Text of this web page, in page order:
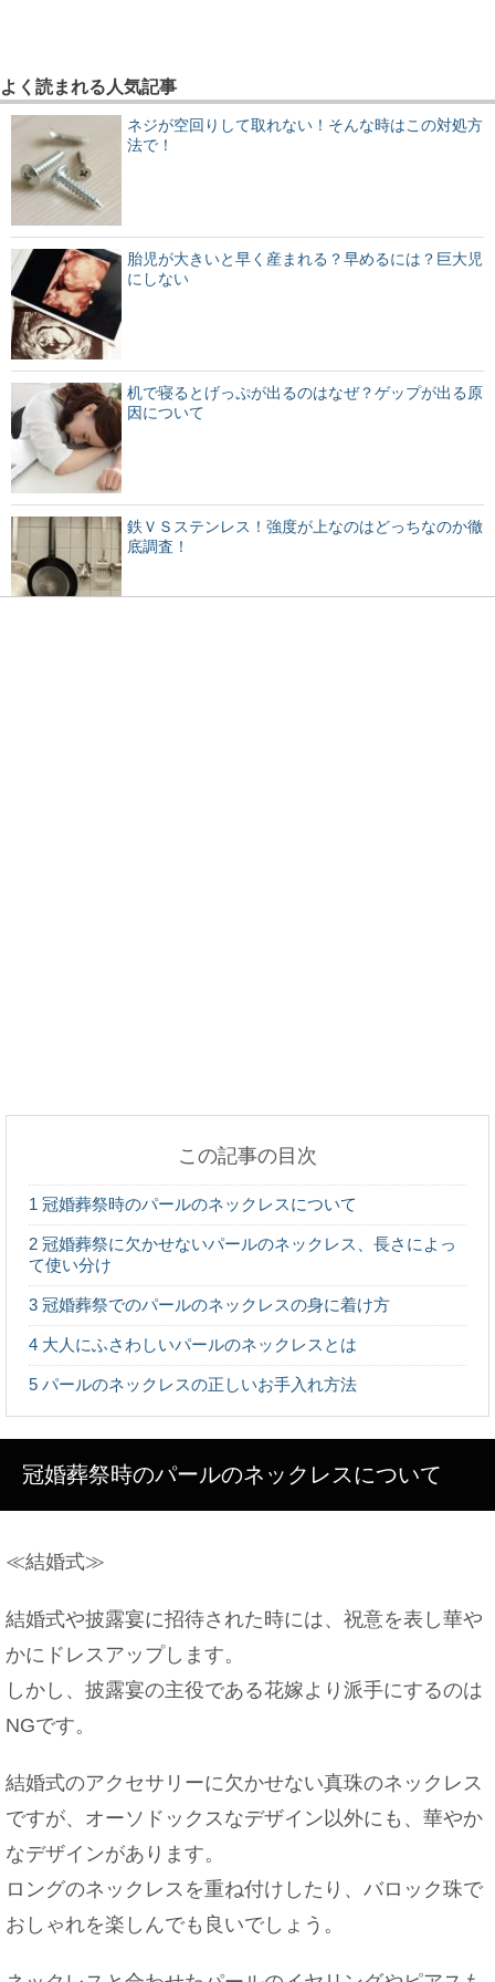
よく読まれる人気記事
ネジが空回りして取れない！そんな時はこの対処方
法で！
胎児が大きいと早く産まれる？早めるには？巨大児
にしない
机で寝るとげっぷが出るのはなぜ？ゲップが出る原
因について
鉄ＶＳステンレス！強度が上なのはどっちなのか徹
底調査！
後輩が彼女になるとどんないいことがある？高校生
の恋愛事情
大学の教授に恋愛感情を持った事がある？アドバイ
スも紹介！
パンの生焼けは腹痛を起こしてしまう？原因とパン
救済法
法
彼女彼氏からの旅行の誘いを傷つけることなく断る
方法
この記事の目次
1 冠婚葬祭時のパールのネックレスについて
2 冠婚葬祭に欠かせないパールのネックレス、長さによっ
て使い分け
3 冠婚葬祭でのパールのネックレスの身に着け方
4 大人にふさわしいパールのネックレスとは
5 パールのネックレスの正しいお手入れ方法
冠婚葬祭時のパールのネックレスについて
≪結婚式≫
結婚式や披露宴に招待された時には、祝意を表し華や
かにドレスアップします。
しかし、披露宴の主役である花嫁より派手にするのは
NGです。
結婚式のアクセサリーに欠かせない真珠のネックレス
ですが、オーソドックスなデザイン以外にも、華やか
なデザインがあります。
ロングのネックレスを重ね付けしたり、バロック珠で
おしゃれを楽しんでも良いでしょう。